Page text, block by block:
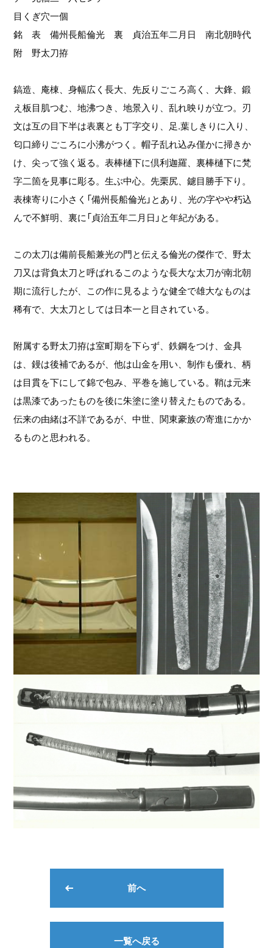
目くぎ穴一個
銘 表 備州長船倫光 裏 貞治五年二月日 南北朝時代
附 野太刀拵
鎬造、庵棟、身幅広く長大、先反りごころ高く、大鋒、鍛
え板目肌つむ、地沸つき、地景入り、乱れ映りが立つ。刃
文は互の目下半は表裏とも丁字交り、足.葉しきりに入り、
匂口締りごころに小沸がつく。帽子乱れ込み僅かに掃きか
け、尖って強く返る。表棒樋下に倶利迦羅、裏棒樋下に梵
字二箇を見事に彫る。生ぶ中心。先栗尻、鑢目勝手下り。
表棟寄りに小さく「備州長船倫光」とあり、光の字やや朽込
んで不鮮明、裏に「貞治五年二月日」と年紀がある。
この太刀は備前長船兼光の門と伝える倫光の傑作で、野太
刀又は背負太刀と呼ばれるこのような長大な太刀が南北朝
期に流行したが、この作に見るような健全で雄大なものは
稀有で、大太刀としては日本一と目されている。
附属する野太刀拵は室町期を下らず、鉄鋼をつけ、金具
は、鏝は後補であるが、他は山金を用い、制作も優れ、柄
は目貫を下にして錦で包み、平巻を施している。鞘は元来
は黒漆であったものを後に朱塗に塗り替えたものである。
伝来の由緒は不詳であるが、中世、関東豪族の寄進にかか
るものと思われる。
前へ
一覧へ戻る